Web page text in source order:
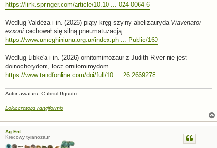
https://link.springer.com/article/10.10 ... 024-0064-6
Według Valdéza i in. (2026) piąty kręg szyjny abelizauryda Viavenator
exxoni cechował się silną pneumatuzacją.
https://www.ameghiniana.org.ar/index.ph ... Public/169
Według Libke'a i in. (2026) ornitomimozaur z Judith River nie jest
deinocherydem, lecz ornitomimydem.
https://www.tandfonline.com/doi/full/10 ... 26.2669278
Autor awataru: Gabriel Ugueto
Lokiceratops rangiformis
Ag.Ent
Kredowy tyranozaur